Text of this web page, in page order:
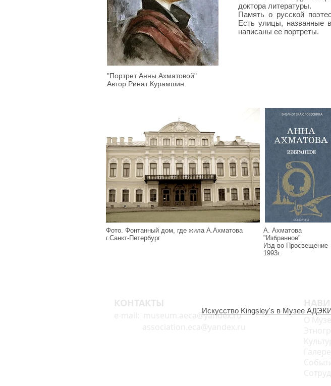
"Портрет Анны Ахматовой"
Автор Ринат Курамшин
доктора литературы.
Память о русской
Есть улицы, названные
написаны ее портреты.
Фото. Фонтанный дом, где жила А.Ахматова
г.Санкт-Петербург
А. Ахматова
"Избранное"
Изд-во Просвещение
1993г.
museum.aeca@yandex.ruИскусство Kingsley's в Музее